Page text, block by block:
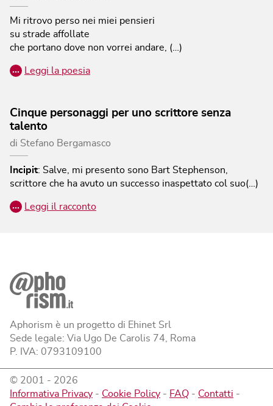
Mi ritrovo perso nei miei pensieri
su strade affollate
che portano dove non vorrei andare, (…)
… Leggi la poesia
Cinque personaggi per uno scrittore senza
talento
di Stefano Bergamasco
Incipit: Salve, mi presento sono Bart Stephenson,
scrittore che ha avuto un successo inaspettato col suo(…)
… Leggi il racconto
Aphorism è un progetto di Ehinet Srl
Sede legale: Via Ugo De Carolis 74, Roma
P. IVA: 0793109100
© 2001 - 2026
Informativa Privacy - Cookie Policy - FAQ - Contatti -